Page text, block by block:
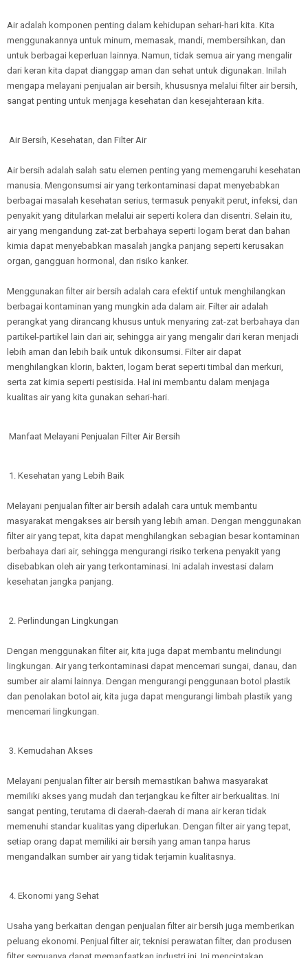
Air adalah komponen penting dalam kehidupan sehari-hari kita. Kita
menggunakannya untuk minum, memasak, mandi, membersihkan, dan
untuk berbagai keperluan lainnya. Namun, tidak semua air yang mengalir
dari keran kita dapat dianggap aman dan sehat untuk digunakan. Inilah
mengapa melayani penjualan air bersih, khususnya melalui filter air bersih,
sangat penting untuk menjaga kesehatan dan kesejahteraan kita.
Air Bersih, Kesehatan, dan Filter Air
Air bersih adalah salah satu elemen penting yang memengaruhi kesehatan
manusia. Mengonsumsi air yang terkontaminasi dapat menyebabkan
berbagai masalah kesehatan serius, termasuk penyakit perut, infeksi, dan
penyakit yang ditularkan melalui air seperti kolera dan disentri. Selain itu,
air yang mengandung zat-zat berbahaya seperti logam berat dan bahan
kimia dapat menyebabkan masalah jangka panjang seperti kerusakan
organ, gangguan hormonal, dan risiko kanker.
Menggunakan filter air bersih adalah cara efektif untuk menghilangkan
berbagai kontaminan yang mungkin ada dalam air. Filter air adalah
perangkat yang dirancang khusus untuk menyaring zat-zat berbahaya dan
partikel-partikel lain dari air, sehingga air yang mengalir dari keran menjadi
lebih aman dan lebih baik untuk dikonsumsi. Filter air dapat
menghilangkan klorin, bakteri, logam berat seperti timbal dan merkuri,
serta zat kimia seperti pestisida. Hal ini membantu dalam menjaga
kualitas air yang kita gunakan sehari-hari.
Manfaat Melayani Penjualan Filter Air Bersih
1. Kesehatan yang Lebih Baik
Melayani penjualan filter air bersih adalah cara untuk membantu
masyarakat mengakses air bersih yang lebih aman. Dengan menggunakan
filter air yang tepat, kita dapat menghilangkan sebagian besar kontaminan
berbahaya dari air, sehingga mengurangi risiko terkena penyakit yang
disebabkan oleh air yang terkontaminasi. Ini adalah investasi dalam
kesehatan jangka panjang.
2. Perlindungan Lingkungan
Dengan menggunakan filter air, kita juga dapat membantu melindungi
lingkungan. Air yang terkontaminasi dapat mencemari sungai, danau, dan
sumber air alami lainnya. Dengan mengurangi penggunaan botol plastik
dan penolakan botol air, kita juga dapat mengurangi limbah plastik yang
mencemari lingkungan.
3. Kemudahan Akses
Melayani penjualan filter air bersih memastikan bahwa masyarakat
memiliki akses yang mudah dan terjangkau ke filter air berkualitas. Ini
sangat penting, terutama di daerah-daerah di mana air keran tidak
memenuhi standar kualitas yang diperlukan. Dengan filter air yang tepat,
setiap orang dapat memiliki air bersih yang aman tanpa harus
mengandalkan sumber air yang tidak terjamin kualitasnya.
4. Ekonomi yang Sehat
Usaha yang berkaitan dengan penjualan filter air bersih juga memberikan
peluang ekonomi. Penjual filter air, teknisi perawatan filter, dan produsen